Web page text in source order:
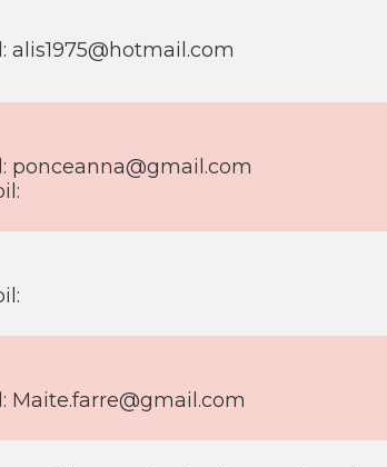
alis1975@hotmail.com
ponceanna@gmail.com
Maite.farre@gmail.com